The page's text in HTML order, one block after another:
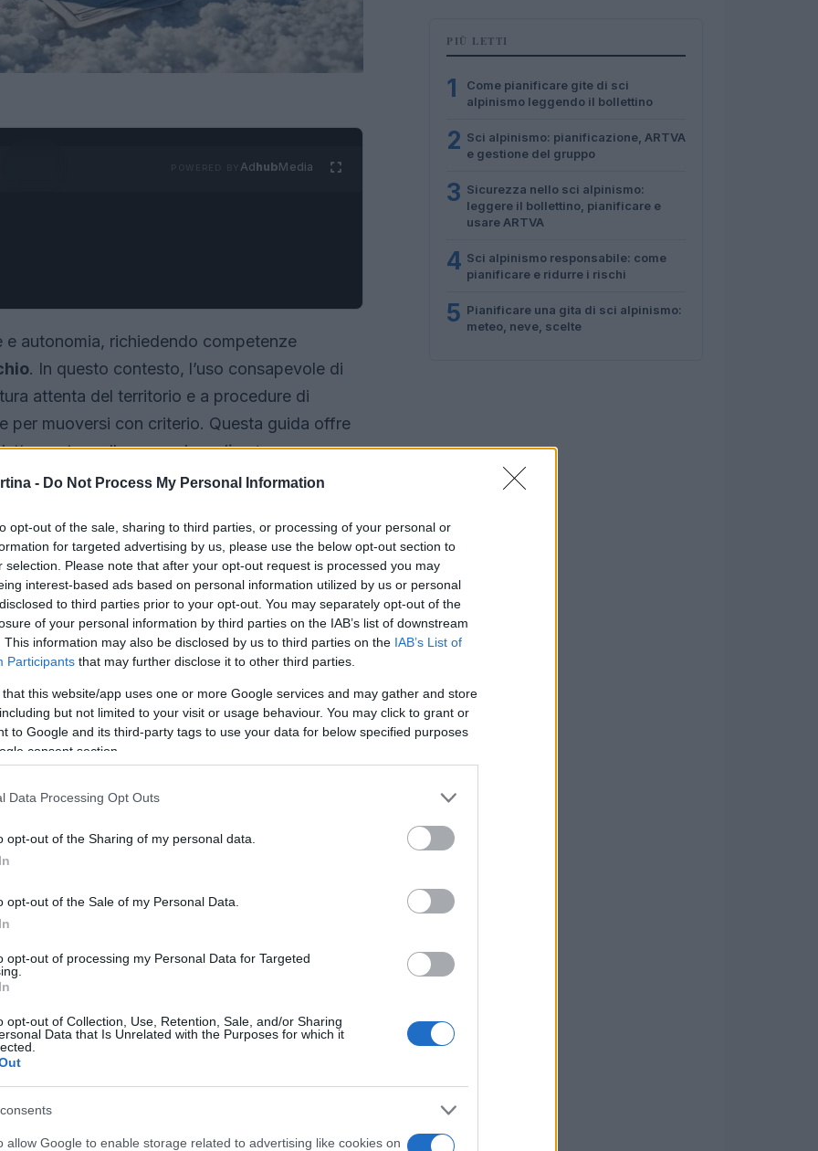
- Do Not Process My Personal Information
opt-out of the sale, sharing to third parties, or processing of your personal or
for targeted advertising by us, please use the below opt-out section to
selection. Please note that after your opt-out request is processed you may
interest-based ads based on personal information utilized by us or personal
to third parties prior to your opt-out. You may separately opt-out of the
of your personal information by third parties on the IAB’s list of downstream
This information may also be disclosed by us to third parties on the IAB’s List of
Participants that may further disclose it to other third parties.
that this website/app uses one or more Google services and may gather and store
but not limited to your visit or usage behaviour. You may click to grant or
to Google and its third-party tags to use your data for below specified purposes
consent section.
Data Processing Opt Outs
opt-out of the Sharing of my personal data.
opt-out of the Sale of my Personal Data.
opt-out of processing my Personal Data for Targeted
opt-out of Collection, Use, Retention, Sale, and/or Sharing
Data that Is Unrelated with the Purposes for which it
allow Google to enable storage related to advertising like cookies on
AdhubMedia
e autonomia, richiedendo competenze
. In questo contesto, l’uso consapevole di
attenta del territorio e a procedure di
per muoversi con criterio. Questa guida offre
alleprocedure di autosoccorso
degli itinerari, fino all’applicazione del
e decisione.
che non possono essere eliminate, ma
e abitudini solide. Una preparazione
periodiche, aumenta la probabilità di
e interrompere l’attività quando i
che seguono forniscono indicazioni
parte dei contesti tipici dello scialpinismo.
pala, sonda
(ricetrasmettitore),palaesonda. L’ARTVA
PIÙ LETTI
1
Come pianificare gite di sci
alpinismo leggendo il bollettino
2 Sci alpinismo: pianificazione, ARTVA
e gestione del gruppo
3 Sicurezza nello sci alpinismo:
leggere il bollettino, pianificare e
usare ARTVA
4 Sci alpinismo responsabile: come
pianificare e ridurre i rischi
5 Pianificare una gita di sci alpinismo:
meteo, neve, scelte